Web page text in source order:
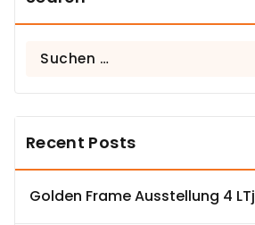
Suchen
Recent Posts
Golden Frame Ausstellung 4 LTj